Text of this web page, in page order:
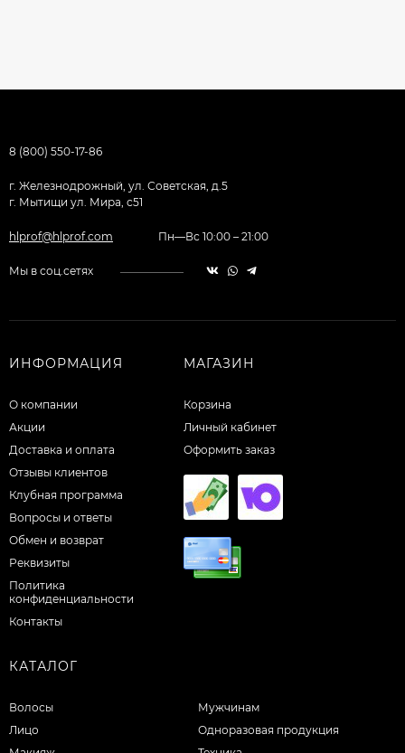
8 (800) 550-17-86
г. Железнодрожный, ул. Советская, д.5
г. Мытищи ул. Мира, с51
hlprof@hlprof.com Пн—Вс 10:00 – 21:00
Мы в соц.сетях
ИНФОРМАЦИЯ
О компании
Акции
Доставка и оплата
Отзывы клиентов
Клубная программа
Вопросы и ответы
Обмен и возврат
Реквизиты
Политика
конфиденциальности
Контакты
МАГАЗИН
Корзина
Личный кабинет
Оформить заказ
КАТАЛОГ
Волосы
Лицо
Мужчинам
Одноразовая продукция